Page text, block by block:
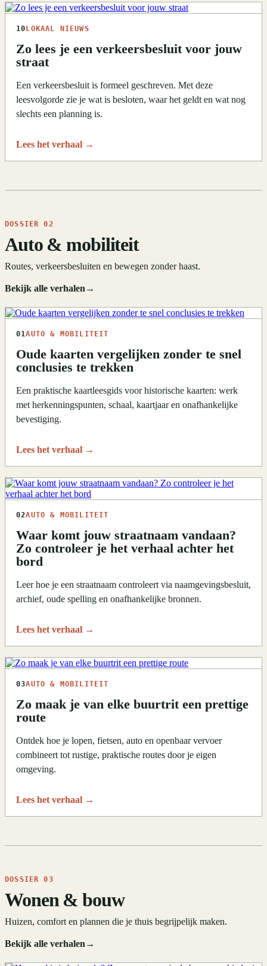
10 LOKAAL NIEUWS
Zo lees je een verkeersbesluit voor jouw
straat
Een verkeersbesluit is formeel geschreven. Met deze
leesvolgorde zie je wat is besloten, waar het geldt en wat nog
slechts een planning is.
Lees het verhaal →
DOSSIER 02
Auto & mobiliteit
Routes, verkeersbesluiten en bewegen zonder haast.
Bekijk alle verhalen→
01AUTO & MOBILITEIT
Oude kaarten vergelijken zonder te snel
conclusies te trekken
Een praktische kaartleesgids voor historische kaarten: werk
met herkenningspunten, schaal, kaartjaar en onafhankelijke
bevestiging.
Lees het verhaal →
02AUTO & MOBILITEIT
Waar komt jouw straatnaam vandaan?
Zo controleer je het verhaal achter het
bord
Leer hoe je een straatnaam controleert via naamgevingsbesluit,
archief, oude spelling en onafhankelijke bronnen.
Lees het verhaal →
03AUTO & MOBILITEIT
Zo maak je van elke buurtrit een prettige
route
Ontdek hoe je lopen, fietsen, auto en openbaar vervoer
combineert tot rustige, praktische routes door je eigen
omgeving.
Lees het verhaal →
DOSSIER 03
Wonen & bouw
Huizen, comfort en plannen die je thuis begrijpelijk maken.
Bekijk alle verhalen→